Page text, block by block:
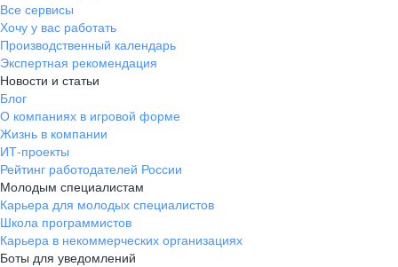
Все сервисы
Хочу у вас работать
Производственный календарь
Экспертная рекомендация
Новости и статьи
Блог
О компаниях в игровой форме
Жизнь в компании
ИТ-проекты
Рейтинг работодателей России
Молодым специалистам
Карьера для молодых специалистов
Школа программистов
Карьера в некоммерческих организациях
Боты для уведомлений